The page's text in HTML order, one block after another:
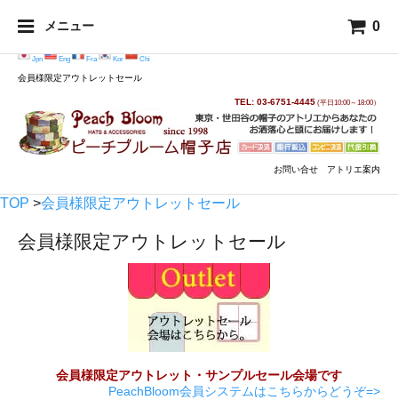
メニュー 0
Jpn Eng Fra Kor Chi
会員様限定アウトレットセール
TEL: 03-6751-4445 (平日10:00～18:00）
お問い合せ アトリエ案内
TOP >会員様限定アウトレットセール
会員様限定アウトレットセール
会員様限定アウトレット・サンプルセール会場です
PeachBloom会員システムはこちらからどうぞ=>